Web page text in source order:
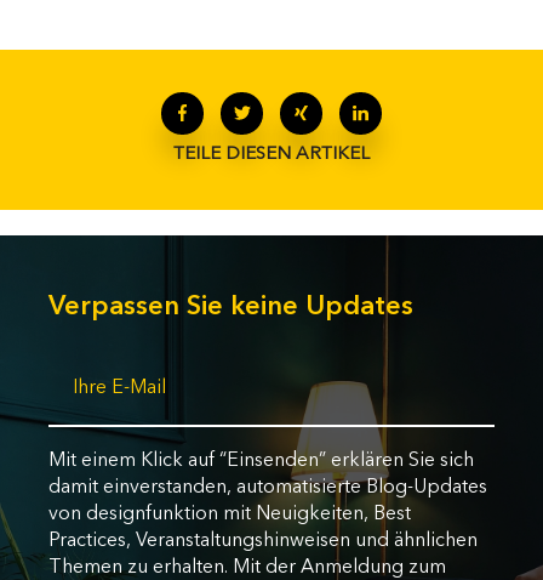
TEILE DIESEN ARTIKEL
Verpassen Sie keine Updates
Mit einem Klick auf “Einsenden” erklären Sie sich
damit einverstanden, automatisierte Blog-Updates
von designfunktion mit Neuigkeiten, Best
Practices, Veranstaltungshinweisen und ähnlichen
Themen zu erhalten. Mit der Anmeldung zum